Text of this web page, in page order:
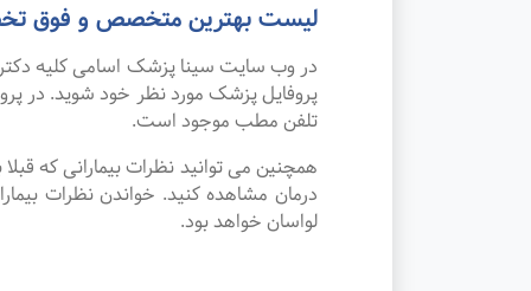
لیست بهترین متخصص و فوق
در وب سایت سینا پزشک اسامی کلیه
پروفایل پزشک مورد نظر خود شوید. در
تلفن مطب موجود است.
همچنین می توانید نظرات بیمارانی که
درمان مشاهده کنید. خواندن نظرات
لواسان خواهد بود.